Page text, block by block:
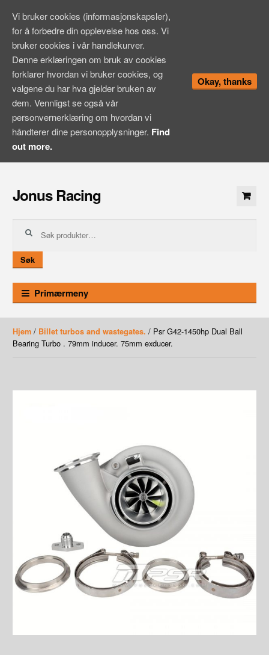
innhold
Jonus Racing
etter:
Søk
Primærmeny
Hjem/ Billet turbos and wastegates. / Psr G42-1450hp Dual Ball
Bearing Turbo . 79mm inducer. 75mm exducer.
Vi bruker cookies (informasjonskapsler),
for å forbedre din opplevelse hos oss. Vi
bruker cookies i vår handlekurver.
Denne erklæringen om bruk av cookies
forklarer hvordan vi bruker cookies, og
valgene du har hva gjelder bruken av
dem. Vennligst se også vår
personvernerklæring om hvordan vi
håndterer dine personopplysninger. Find
out more.
Okay, thanks